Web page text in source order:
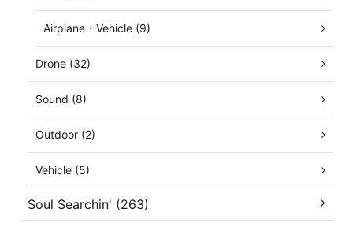
Airplane・Vehicle (9)
Drone (32)
Sound (8)
Outdoor (2)
Vehicle (5)
Soul Searchin' (263)